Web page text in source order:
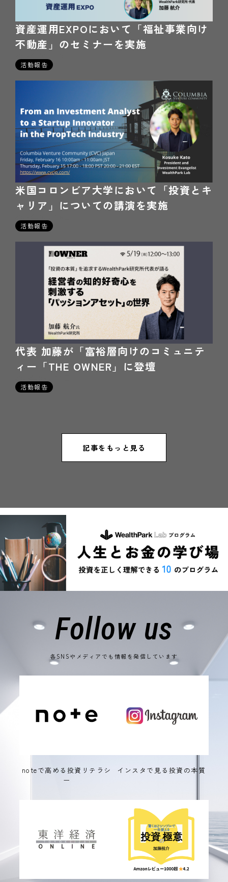
資産運用EXPOにおいて「福祉事業向け
不動産」のセミナーを実施
活動報告
米国コロンビア大学において「投資とキ
ャリア」についての講演を実施
活動報告
代表 加藤が「富裕層向けのコミュニテ
ィー「THE OWNER」に登壇
活動報告
記事をもっと見る
Follow us
各SNSやメディアでも情報を発信しています
noteで高める投資リテラシ
ー
インスタで見る投資の本質